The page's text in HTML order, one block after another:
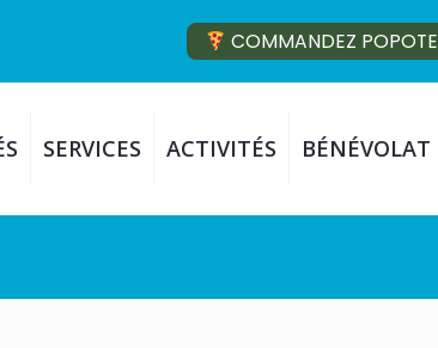
COMMANDEZ POPOTE
SERVICES ACTIVITÉS BÉNÉVOLAT